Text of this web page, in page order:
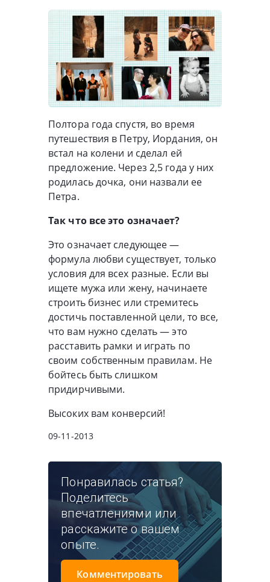
Полтора года спустя, во время
путешествия в Петру, Иордания, он
встал на колени и сделал ей
предложение. Через 2,5 года у них
родилась дочка, они назвали ее
Петра.
Так что все это означает?
Это означает следующее —
формула любви существует, только
условия для всех разные. Если вы
ищете мужа или жену, начинаете
строить бизнес или стремитесь
достичь поставленной цели, то все,
что вам нужно сделать — это
расставить рамки и играть по
своим собственным правилам. Не
бойтесь быть слишком
придирчивыми.
Высоких вам конверсий!
09-11-2013
Понравилась статья?
Поделитесь
впечатлениями или
расскажите о вашем
опыте.
Комментировать